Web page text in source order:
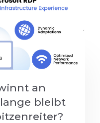
an
bleibt